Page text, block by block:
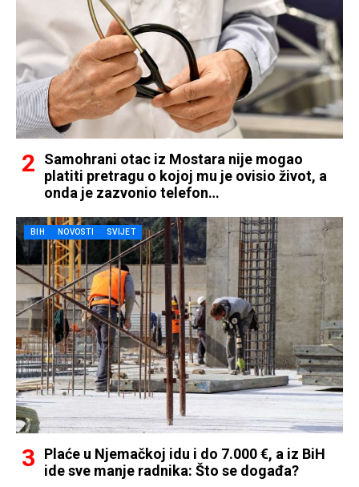
Samohrani otac iz Mostara nije mogao
platiti pretragu o kojoj mu je ovisio život, a
onda je zazvonio telefon…
BIH NOVOSTI SVIJET
Plaće u Njemačkoj idu i do 7.000 €, a iz BiH
ide sve manje radnika: Što se događa?